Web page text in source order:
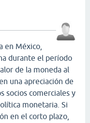
en México,
durante el período
de la moneda al
una apreciación de
socios comerciales y
monetaria. Si
en el corto plazo,